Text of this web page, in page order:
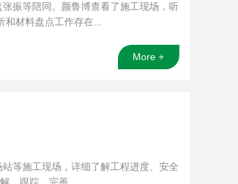
振等陪同。颜鲁博查看了施工现场，听
材料盘点工作存在...
More +
等施工现场，详细了解工程进度、安全